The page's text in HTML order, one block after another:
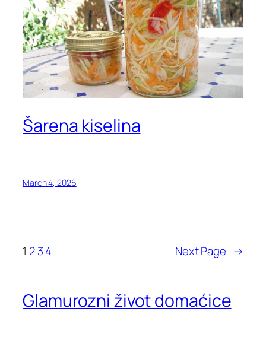
Šarena kiselina
March 4, 2026
1 2 34 Next Page →
Glamurozni život domaćice